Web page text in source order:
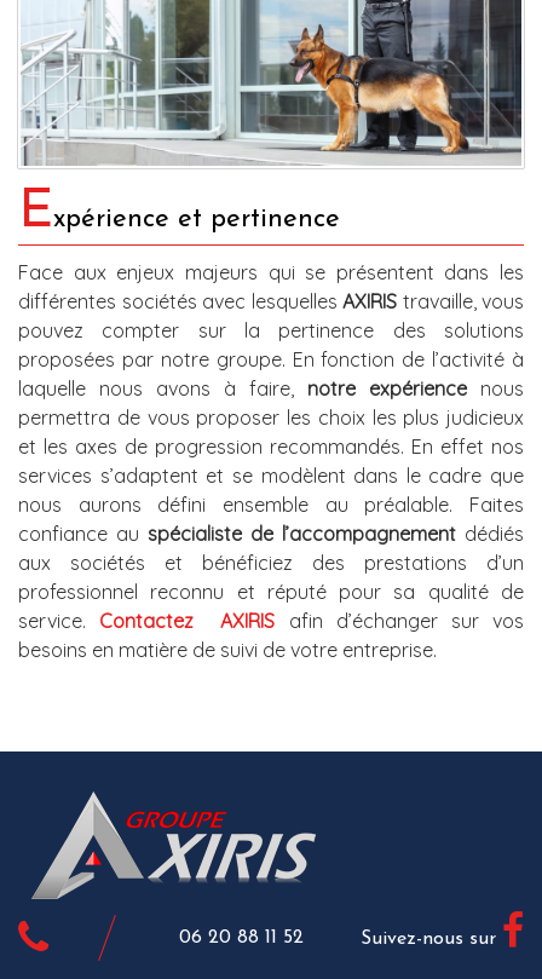
Expérience et pertinence
Face aux enjeux majeurs qui se présentent dans les
différentes sociétés avec lesquelles AXIRIS travaille, vous
pouvez compter sur la pertinence des solutions
proposées par notre groupe. En fonction de l’activité à
laquelle nous avons à faire, notre expérience nous
permettra de vous proposer les choix les plus judicieux
et les axes de progression recommandés. En effet nos
services s’adaptent et se modèlent dans le cadre que
nous aurons défini ensemble au préalable. Faites
confiance au spécialiste de l’accompagnement dédiés
aux sociétés et bénéficiez des prestations d’un
professionnel reconnu et réputé pour sa qualité de
service. Contactez AXIRIS afin d’échanger sur vos
besoins en matière de suivi de votre entreprise.
06 20 88 11 52 Suivez-nous sur